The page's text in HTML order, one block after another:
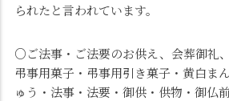
られたと言われています。
○ご法事・ご法要のお供え、会葬御礼
弔事用菓子・弔事用引き菓子・黄白ま
ゅう・法事・法要・御供・供物・御仏